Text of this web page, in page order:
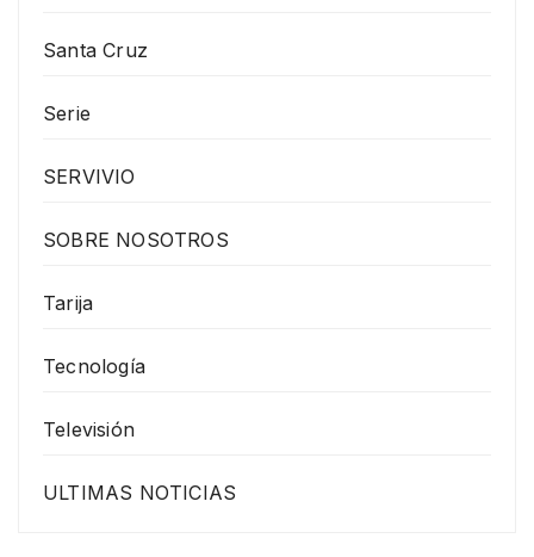
Santa Cruz
Serie
SERVIVIO
SOBRE NOSOTROS
Tarija
Tecnología
Televisión
ULTIMAS NOTICIAS